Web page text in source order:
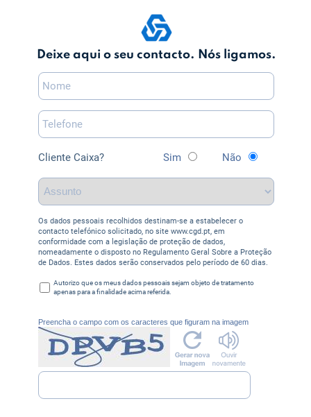
Deixe aqui o seu contacto. Nós ligamos.
Cliente Caixa? Não
Sim
Os dados pessoais recolhidos destinam-se a estabelecer o
contacto telefónico solicitado, no site www.cgd.pt, em
conformidade com a legislação de proteção de dados,
nomeadamente o disposto no Regulamento Geral Sobre a Proteção
de Dados. Estes dados serão conservados pelo período de 60 dias.
Autorizo que os meus dados pessoais sejam objeto de tratamento
apenas para a finalidade acima referida.
Preencha o campo com os caracteres que figuram na imagem